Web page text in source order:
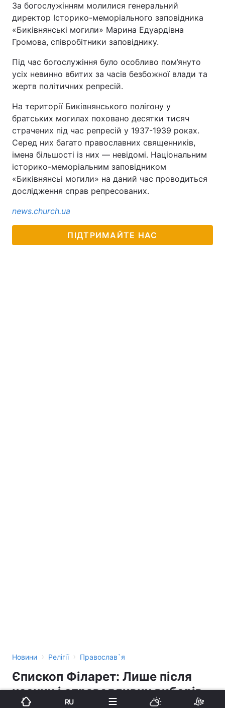
За богослужінням молилися генеральний
директор Історико-меморіального заповідника
«Биківнянські могили» Марина Едуардівна
Громова, співробітники заповіднику.
Під час богослужіння було особливо пом’януто
усіх невинно вбитих за часів безбожної влади та
жертв політичних репресій.
На території Биківнянського полігону у
братських могилах поховано десятки тисяч
страчених під час репресій у 1937-1939 роках.
Серед них багато православних священників,
імена більшості із них — невідомі. Національним
історико-меморіальним заповідником
«Биківнянсьі могили» на даний час проводиться
дослідження справ репресованих.
news.church.ua
ПІДТРИМАЙТЕ НАС
Новини › Релігії › Православ`я
Єпископ Філарет: Лише після
чесних і справедливих виборів
RU